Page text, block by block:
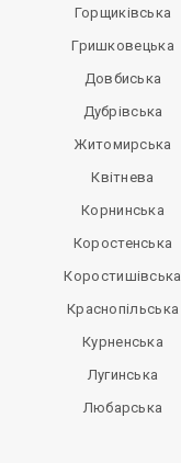
Горщиківська
Гришковецька
Довбиська
Дубрівська
Житомирська
Квітнева
Корнинська
Коростенська
Коростишівська
Краснопільська
Курненська
Лугинська
Любарська